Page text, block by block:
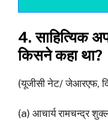
4. साहित्यिक
किसने कहा था?
(यूजीसी नेट/ जेआरएफ,
(a) आचार्य रामचन्द्र